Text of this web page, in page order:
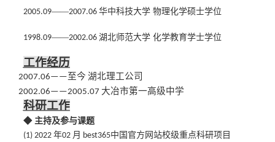
2005.09——2007.06 华中科技大学 物理化学硕士学位
1998.09——2002.06 湖北师范大学 化学教育学士学位
工作经历
2007.06——至今 湖北理工公司
2002.06——2005.07 大冶市第一高级中学
科研工作
◆ 主持及参与课题
(1) 2022 年02 月 best365中国官方网站校级重点科研项目